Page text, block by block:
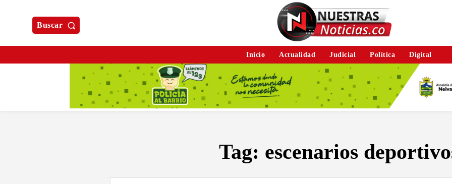
Buscar
Inicio Actualidad Judicial Política Digital
Tag: escenarios